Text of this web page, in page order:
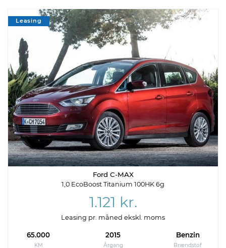
Leasing
Ford C-MAX
1,0 EcoBoost Titanium 100HK 6g
1.121 kr.
Leasing pr. måned ekskl. moms
65.000
KM
2015
Årgang
Benzin
Brændstof